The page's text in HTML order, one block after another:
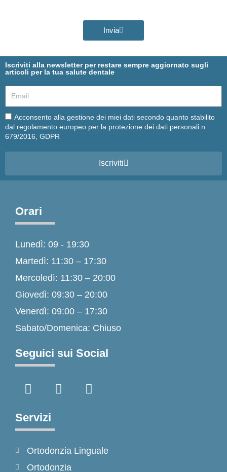
Invia
Iscriviti alla newsletter per restare sempre aggiornato sugli
articoli per la tua salute dentale
Email
Email
Acconsento alla gestione dei miei dati secondo quanto stabilito
dal regolamento europeo per la protezione dei dati personali n.
679/2016, GDPR
Iscriviti
Orari
Lunedì: 09 - 19:30
Martedì: 11:30 – 17:30
Mercoledì: 11:30 – 20:00
Giovedì: 09:30 – 20:00
Venerdì: 09:00 – 17:30
Sabato/Domenica: Chiuso
Seguici sui Social
a
e
b
o
k
n
r
a
i
Servizi
Ortodonzia Linguale
Ortodonzia